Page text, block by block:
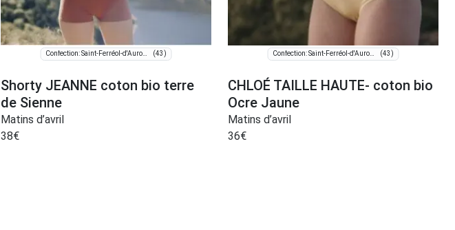
Confection: Saint-Ferréol-d'Auroure (43)
Shorty JEANNE coton bio terre
de Sienne
Matins d’avril
38€
Confection: Saint-Ferréol-d'Auroure (43)
CHLOÉ TAILLE HAUTE- coton bio
Ocre Jaune
Matins d’avril
36€